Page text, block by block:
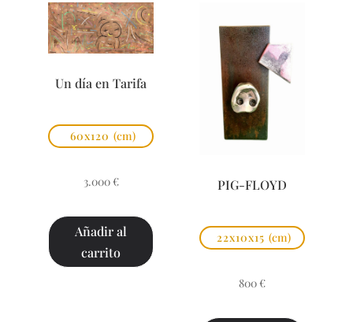
Un día en Tarifa
60x120 (cm)
3.000 €
Añadir al
carrito
PIG-FLOYD
22x10x15 (cm)
800 €